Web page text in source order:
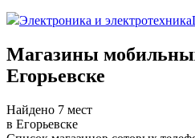
Электроника и электротехника
Магазины
Егорьевске
Найдено 7 мест
в Егорьевске